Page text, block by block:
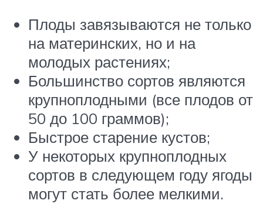
Плоды завязываются не только
на материнских, но и на
молодых растениях;
Большинство сортов являются
крупноплодными (все плодов от
50 до 100 граммов);
Быстрое старение кустов;
У некоторых крупноплодных
сортов в следующем году ягоды
могут стать более мелкими.